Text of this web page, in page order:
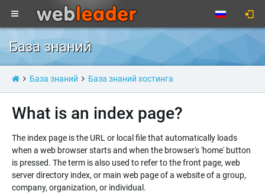
База знаний
База знаний База знаний хостинга
What is an index page?
The index page is the URL or local file that automatically loads
when a web browser starts and when the browser's 'home' button
is pressed. The term is also used to refer to the front page, web
server directory index, or main web page of a website of a group,
company, organization, or individual.